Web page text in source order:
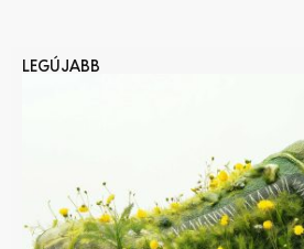
LEGÚJABB